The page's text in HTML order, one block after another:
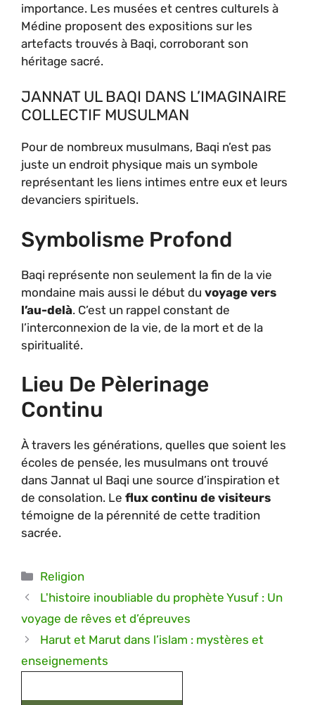
importance. Les musées et centres culturels à
Médine proposent des expositions sur les
artefacts trouvés à Baqi, corroborant son
héritage sacré.
JANNAT UL BAQI DANS L’IMAGINAIRE
COLLECTIF MUSULMAN
Pour de nombreux musulmans, Baqi n’est pas
juste un endroit physique mais un symbole
représentant les liens intimes entre eux et leurs
devanciers spirituels.
Symbolisme Profond
Baqi représente non seulement la fin de la vie
mondaine mais aussi le début du voyage vers
l’au-delà. C’est un rappel constant de
l’interconnexion de la vie, de la mort et de la
spiritualité.
Lieu De Pèlerinage
Continu
À travers les générations, quelles que soient les
écoles de pensée, les musulmans ont trouvé
dans Jannat ul Baqi une source d’inspiration et
de consolation. Le flux continu de visiteurs
témoigne de la pérennité de cette tradition
sacrée.
Catégories
Religion
L'histoire inoubliable du prophète Yusuf : Un
voyage de rêves et d’épreuves
Harut et Marut dans l’islam : mystères et
enseignements